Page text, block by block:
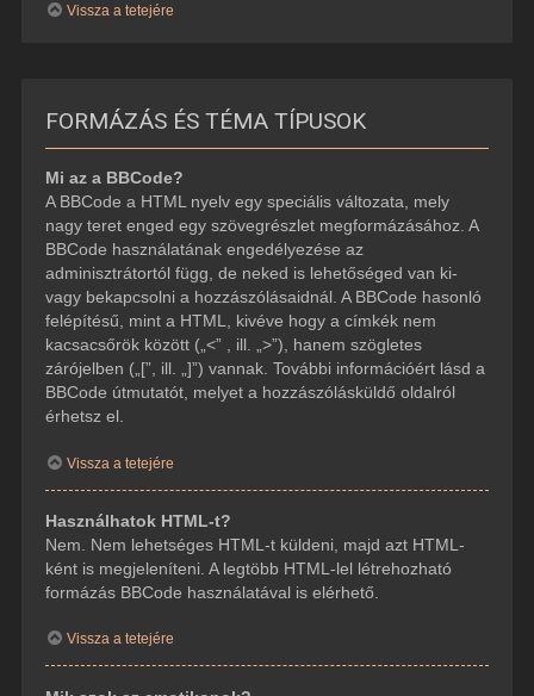
Vissza a tetejére
FORMÁZÁS ÉS TÉMA TÍPUSOK
Mi az a BBCode?
A BBCode a HTML nyelv egy speciális változata, mely
nagy teret enged egy szövegrészlet megformázásához. A
BBCode használatának engedélyezése az
adminisztrátortól függ, de neked is lehetőséged van ki-
vagy bekapcsolni a hozzászólásaidnál. A BBCode hasonló
felépítésű, mint a HTML, kivéve hogy a címkék nem
kacsacsőrök között („<” , ill. „>”), hanem szögletes
zárójelben („[”, ill. „]”) vannak. További információért lásd a
BBCode útmutatót, melyet a hozzászólásküldő oldalról
érhetsz el.
Vissza a tetejére
Használhatok HTML-t?
Nem. Nem lehetséges HTML-t küldeni, majd azt HTML-
ként is megjeleníteni. A legtöbb HTML-lel létrehozható
formázás BBCode használatával is elérhető.
Vissza a tetejére